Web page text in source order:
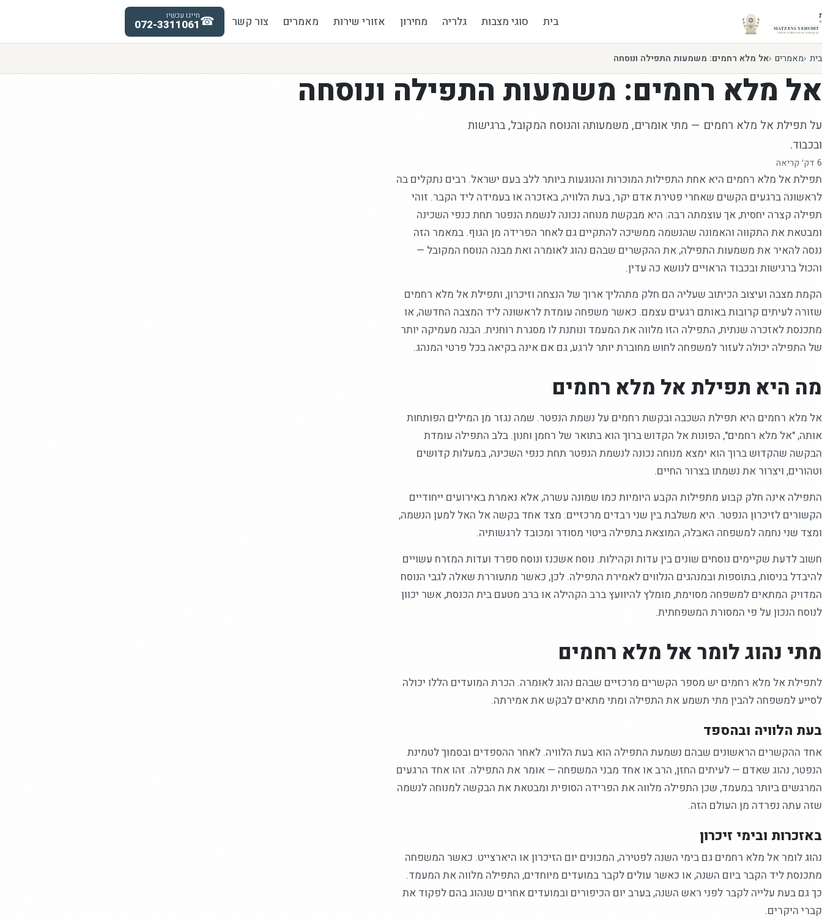
בית סוגי מצבות גלריה מחירון אזורי שירות מאמרים צור קשר ☎חייגו עכשיו
072-3311061
בית מאמרים אל מלא רחמים: משמעות התפילה ונוסחה
אל מלא רחמים: משמעות התפילה ונוסחה
על תפילת אל מלא רחמים — מתי אומרים, משמעותה והנוסח המקובל, ברגישות
ובכבוד.
6 דק׳ קריאה
תפילת אל מלא רחמים היא אחת התפילות המוכרות והנוגעות ביותר ללב בעם ישראל. רבים נתקלים בה
לראשונה ברגעים הקשים שאחרי פטירת אדם יקר, בעת הלוויה, באזכרה או בעמידה ליד הקבר. זוהי
תפילה קצרה יחסית, אך עוצמתה רבה: היא מבקשת מנוחה נכונה לנשמת הנפטר תחת כנפי השכינה
ומבטאת את התקווה והאמונה שהנשמה ממשיכה להתקיים גם לאחר הפרידה מן הגוף. במאמר הזה
ננסה להאיר את משמעות התפילה, את ההקשרים שבהם נהוג לאומרה ואת מבנה הנוסח המקובל —
והכול ברגישות ובכבוד הראויים לנושא כה עדין.
הקמת מצבה ועיצוב הכיתוב שעליה הם חלק מתהליך ארוך של הנצחה וזיכרון, ותפילת אל מלא רחמים
שזורה לעיתים קרובות באותם רגעים עצמם. כאשר משפחה עומדת לראשונה ליד המצבה החדשה, או
מתכנסת לאזכרה שנתית, התפילה הזו מלווה את המעמד ונותנת לו מסגרת רוחנית. הבנה מעמיקה יותר
של התפילה יכולה לעזור למשפחה לחוש מחוברת יותר לרגע, גם אם אינה בקיאה בכל פרטי המנהג.
מה היא תפילת אל מלא רחמים
אל מלא רחמים היא תפילת השכבה ובקשת רחמים על נשמת הנפטר. שמה נגזר מן המילים הפותחות
אותה, "אל מלא רחמים", הפונות אל הקדוש ברוך הוא בתואר של רחמן וחנון. בלב התפילה עומדת
הבקשה שהקדוש ברוך הוא ימצא מנוחה נכונה לנשמת הנפטר תחת כנפי השכינה, במעלות קדושים
וטהורים, ויצרור את נשמתו בצרור החיים.
התפילה אינה חלק קבוע מתפילות הקבע היומיות כמו שמונה עשרה, אלא נאמרת באירועים ייחודיים
הקשורים לזיכרון הנפטר. היא משלבת בין שני רבדים מרכזיים: מצד אחד בקשה אל האל למען הנשמה,
ומצד שני נחמה למשפחה האבלה, המוצאת בתפילה ביטוי מסודר ומכובד לרגשותיה.
חשוב לדעת שקיימים נוסחים שונים בין עדות וקהילות. נוסח אשכנז ונוסח ספרד ועדות המזרח עשויים
להיבדל בניסוח, בתוספות ובמנהגים הנלווים לאמירת התפילה. לכן, כאשר מתעוררת שאלה לגבי הנוסח
המדויק המתאים למשפחה מסוימת, מומלץ להיוועץ ברב הקהילה או ברב מטעם בית הכנסת, אשר יכוון
לנוסח הנכון על פי המסורת המשפחתית.
מתי נהוג לומר אל מלא רחמים
לתפילת אל מלא רחמים יש מספר הקשרים מרכזיים שבהם נהוג לאומרה. הכרת המועדים הללו יכולה
לסייע למשפחה להבין מתי תשמע את התפילה ומתי מתאים לבקש את אמירתה.
בעת הלוויה ובהספד
אחד ההקשרים הראשונים שבהם נשמעת התפילה הוא בעת הלוויה. לאחר ההספדים ובסמוך לטמינת
הנפטר, נהוג שאדם — לעיתים החזן, הרב או אחד מבני המשפחה — אומר את התפילה. זהו אחד הרגעים
המרגשים ביותר במעמד, שכן התפילה מלווה את הפרידה הסופית ומבטאת את הבקשה למנוחה לנשמה
שזה עתה נפרדה מן העולם הזה.
באזכרות ובימי זיכרון
נהוג לומר אל מלא רחמים גם בימי השנה לפטירה, המכונים יום הזיכרון או היארצייט. כאשר המשפחה
מתכנסת ליד הקבר ביום השנה, או כאשר עולים לקבר במועדים מיוחדים, התפילה מלווה את המעמד.
כך גם בעת עלייה לקבר לפני ראש השנה, בערב יום הכיפורים ובמועדים אחרים שנהוג בהם לפקוד את
קברי היקרים.